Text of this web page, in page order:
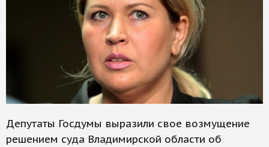
Депутаты Госдумы выразили свое возмущение
решением суда Владимирской области об